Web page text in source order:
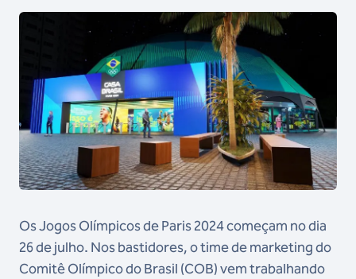
Os Jogos Olímpicos de Paris 2024 começam no dia
26 de julho. Nos bastidores, o time de marketing do
Comitê Olímpico do Brasil (COB) vem trabalhando